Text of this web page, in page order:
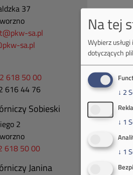
37
sa.pl
sa.pl
618 50 00
616 44 76
Sobieski
2
618 50 00
Janina
Na tej
Wybierz
dotyczących
↓ 2
↓ 1
↓ 1